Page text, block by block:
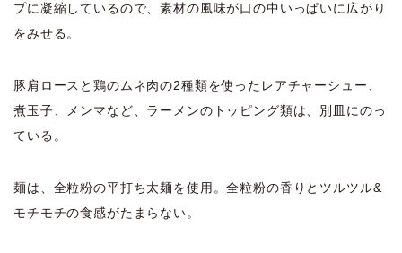
プに凝縮しているので、素材の風味が口の中いっぱいに広がり
をみせる。
豚肩ロースと鶏のムネ肉の2種類を使ったレアチャーシュー、
煮玉子、メンマなど、ラーメンのトッピング類は、別皿にのっ
ている。
麺は、全粒粉の平打ち太麺を使用。全粒粉の香りとツルツル&
モチモチの食感がたまらない。